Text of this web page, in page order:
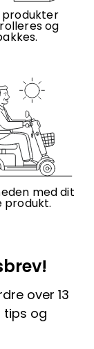
produkter
og
med dit
produkt.
over 13
tips og